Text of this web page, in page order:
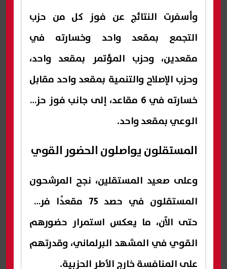
وأسفرت النتائج عن فوز كل من حزب
التجمع بمقعد واحد وخسارته في
مقعدين، وحزب المؤتمر بمقعد واحد،
وحزب الإصلاح والتنمية بمقعد واحد مقابل
خسارته في 6 مقاعد، إلى جانب فوز حزب
الوعي بمقعد واحد.
المستقلون يواصلون الحضور القوي
وعلى صعيد المستقلين، نجح المرشحون
المستقلون في حصد 75 مقعدًا فرديًا
حتى الآن، ما يعكس استمرار حضورهم
القوي في المشهد البرلماني، وقدرتهم
على المنافسة خارج الأطر الحزبية.